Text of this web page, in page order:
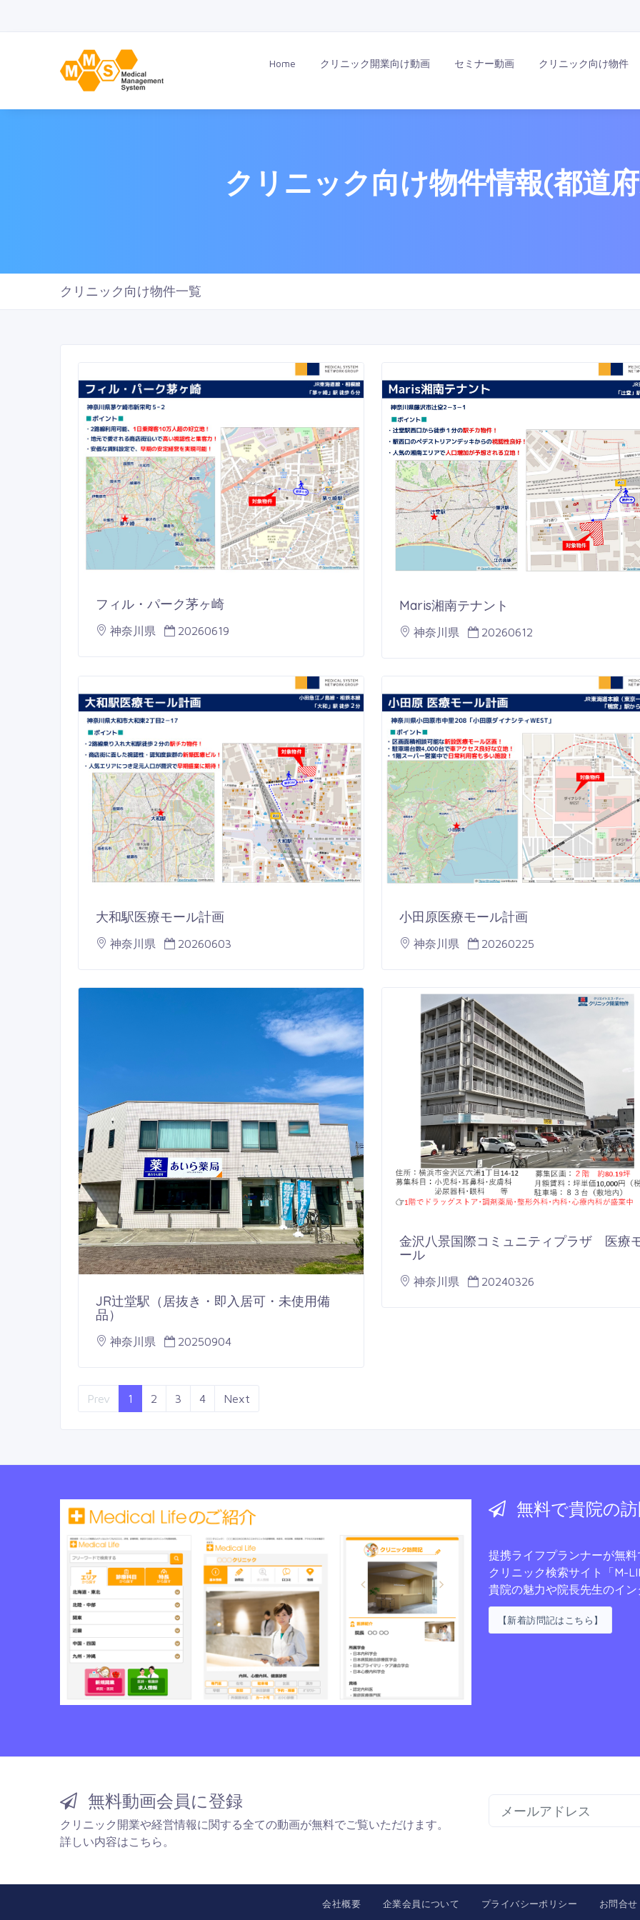
Home クリニック開業向け動画 セミナー動画 クリニック向け物件
クリニック向け物件情報(都道
クリニック向け物件一覧
フィル・パーク茅ヶ崎
神奈川県 20260619
Maris湘南テナント
神奈川県 20260612
大和駅医療モール計画
神奈川県 20260603
小田原医療モール計画
神奈川県 20260225
JR辻堂駅（居抜き・即入居可・未使用備
品）
神奈川県 20250904
金沢八景国際コミュニティプラザ 医療
ール
神奈川県 20240326
Prev 1 2 3 4 Next
無料で貴院の
提携ライフプランナーが無
クリニック検索サイト
「M-
貴院の魅力や院長先生のイ
【新着訪問記はこちら】
無料動画会員に登録
クリニック開業や経営情報に関する全ての動画が無料でご覧いただけます。
詳しい内容はこちら。
会社概要 企業会員について プライバシーポリシー お問合せ